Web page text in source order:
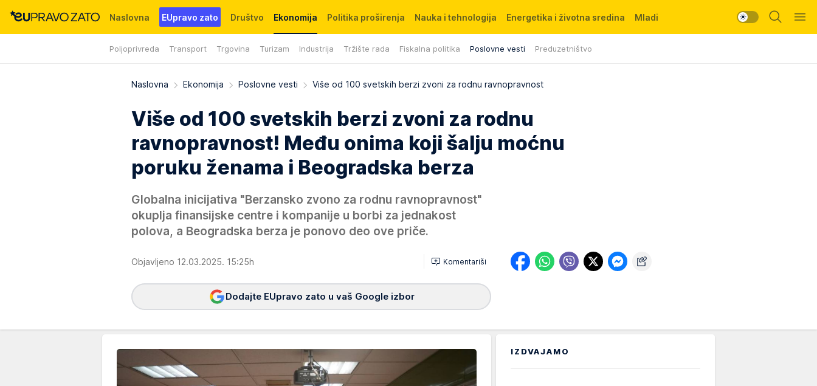
Naslovna EUpravo zato Društvo Ekonomija
Poljoprivreda Transport Trgovina Turizam Industrija Tržište rada Fiskalna politika Poslovne vesti Preduzetništvo
Politika proširenja Nauka i tehnologija Energetika i životna sredina Mladi
Događaji News WMG fondacija
Naslovna Ekonomija Poslovne vesti Više od 100 svetskih berzi zvoni za rodnu ravnopravnost
Više od 100 svetskih berzi zvoni za rodnu
ravnopravnost! Među onima koji šalju moćnu
poruku ženama i Beogradska berza
Globalna inicijativa "Berzansko zvono za rodnu ravnopravnost"
okuplja finansijske centre i kompanije u borbi za jednakost
polova, a Beogradska berza je ponovo deo ove priče.
Objavljeno 12.03.2025. 15:25h Komentariši
Dodajte EUpravo zato u vaš Google izbor
IZDVAJAMO